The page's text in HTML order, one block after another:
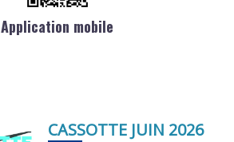
Application mobile
CASSOTTE JUIN 2026